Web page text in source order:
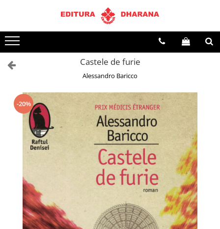
Toate Produsele
CARTI EDITURA DHARANA
OFERTE LA PACHET
Terapii
Dietoterapie
Dezvoltare personala
Spiritualitate
AUDIOBOOK
Business, Economie
Carti pentru copii
Diverse
Filosofie
Istorie
Castele de furie
Alessandro Baricco
-20%